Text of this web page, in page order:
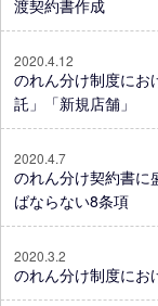
渡契約書作成
2020.4.12
のれん分け制度にお
託」「新規店舗」
2020.4.7
のれん分け契約書に
ばならない8条項
2020.3.2
のれん分け制度にお